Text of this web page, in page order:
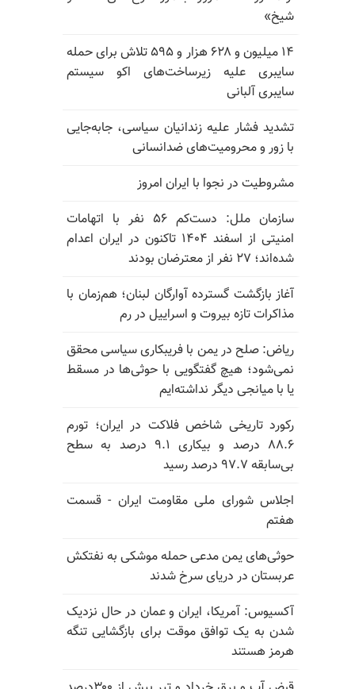
شیخ»
۱۴ میلیون و ۶۲۸ هزار و ۵۹۵ تلاش برای حمله
سایبری علیه زیرساخت‌های اکو سیستم
سایبری آلبانی
تشدید فشار علیه زندانیان سیاسی، جابه‌جایی
با زور و محرومیت‌های ضدانسانی
مشروطیت در نجوا با ایران امروز
سازمان ملل: دست‌کم ۵۶ نفر با اتهامات
امنیتی از اسفند ۱۴۰۴ تاکنون در ایران اعدام
شده‌اند؛ ۲۷ نفر از معترضان بودند
آغاز بازگشت گسترده آوارگان لبنان؛ هم‌زمان با
مذاکرات تازه بیروت و اسراییل در رم
ریاض: صلح در یمن با فریبکاری سیاسی محقق
نمی‌شود؛ هیچ گفتگویی با حوثی‌ها در مسقط
یا با میانجی دیگر نداشته‌ایم
رکورد تاریخی شاخص فلاکت در ایران؛ تورم
۸۸.۶ درصد و بیکاری ۹.۱ درصد به سطح
بی‌سابقه ۹۷.۷ درصد رسید
اجلاس شورای ملی مقاومت ایران - قسمت
هفتم
حوثی‌های یمن مدعی حمله موشکی به نفتکش
عربستان در دریای سرخ شدند
آکسیوس: آمریکا، ایران و عمان در حال نزدیک
شدن به یک توافق موقت برای بازگشایی تنگه
هرمز هستند